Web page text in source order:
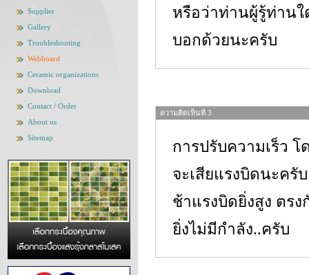
Supplier
Gallery
Troubleshooting
Webboard
Ceramic organizations
Download
Contact / Order
About us
Sitemap
หรือว่าท่านผู้รู้ท่าน
บอกด้วยนะครับ
ความคิดเห็นที่ 3
การปรับความเร็ว
จะเสียแรงบิดนะครั
ช้าแรงบิดยิ่งสูง ตร
ยิ่งไม่มีกำลัง..ครับ